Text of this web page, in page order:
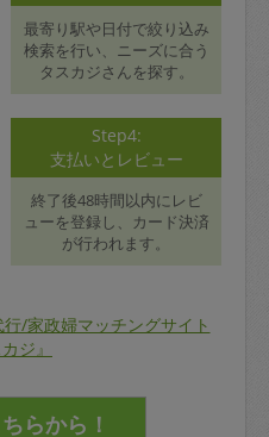
最寄り駅や日付で絞り込み
検索を行い、ニーズに合う
タスカジさんを探す。
Step4:
支払いとレビュー
終了後48時間以内にレビ
ューを登録し、カード決済
が行われます。
/家政婦マッチングサイト
ジ』